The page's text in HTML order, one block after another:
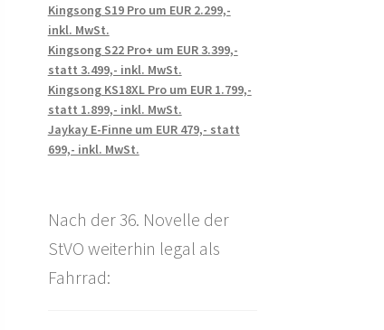
Kingsong S19 Pro um EUR 2.299,-
inkl. MwSt.
Kingsong S22 Pro+ um EUR 3.399,-
statt 3.499,- inkl. MwSt.
Kingsong KS18XL Pro um EUR 1.799,-
statt 1.899,- inkl. MwSt.
Jaykay E-Finne um EUR 479,- statt
699,- inkl. MwSt.
Nach der 36. Novelle der
StVO weiterhin legal als
Fahrrad: